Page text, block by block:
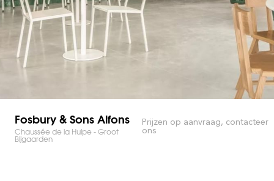
Fosbury & Sons Alfons
Chaussée de la Hulpe - Groot
Bijgaarden
Prijzen op aanvraag, contacteer
ons